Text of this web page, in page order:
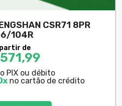
CSR71 8PR
104R
de
571,99
PIX ou débito
no cartão de crédito